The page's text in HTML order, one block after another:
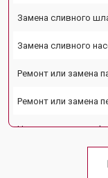
Замена сливного
Замена сливного
Ремонт или замена
Ремонт или замена
Чистка заливного